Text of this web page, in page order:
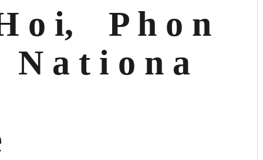
o i, P h o n
a t i o n a